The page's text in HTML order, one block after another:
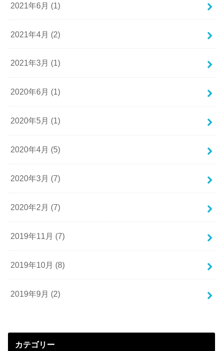
2021年6月 (1)
2021年4月 (2)
2021年3月 (1)
2020年6月 (1)
2020年5月 (1)
2020年4月 (5)
2020年3月 (7)
2020年2月 (7)
2019年11月 (7)
2019年10月 (8)
2019年9月 (2)
カテゴリー